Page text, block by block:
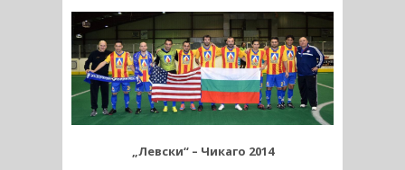
„Левски“ – Чикаго 2014